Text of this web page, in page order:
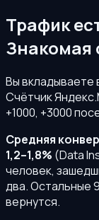
Трафик
Знакомая
Вы вкладываете
Счётчик
+1000, +3000
Средняя
1,2–1,8% (Data
человек,
два. Остальные
вернутся.